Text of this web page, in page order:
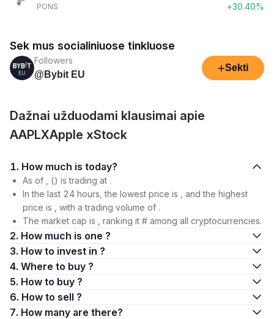
PONS
+30.40%
Sek mus socialiniuose tinkluose
Followers
@Bybit EU
+Sekti
Dažnai užduodami klausimai apie
AAPLXApple xStock
1. How much is today?
As of , () is trading at .
In the last 24 hours, the lowest price is , and the highest
price is , with a trading volume of .
The market cap is , ranking it # among all cryptocurrencies.
2. How much is one ?
3. How to invest in ?
4. Where to buy ?
5. How to buy ?
6. How to sell ?
7. How many are there?